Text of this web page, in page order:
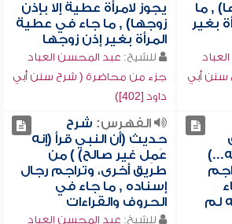
, ما
بغير
أبي
يجوز لامرأة عطية إلا بإذن
زوجها) , ما جاء في عطية
المرأة بغير إذن زوجها
للشيخ: عبد المحسن العباد
جزء من محاضرة ( شرح سنن أبي
داود [402])
لم
الفهرس: شرح
حديث (أن النبي قرأ (إنه
عَمِل غير صالح) ) من
طريق أخرى، وتراجم رجال
إسناده , ما جاء في
الحروف والقراءات
للشيخ: عبد المحسن العباد